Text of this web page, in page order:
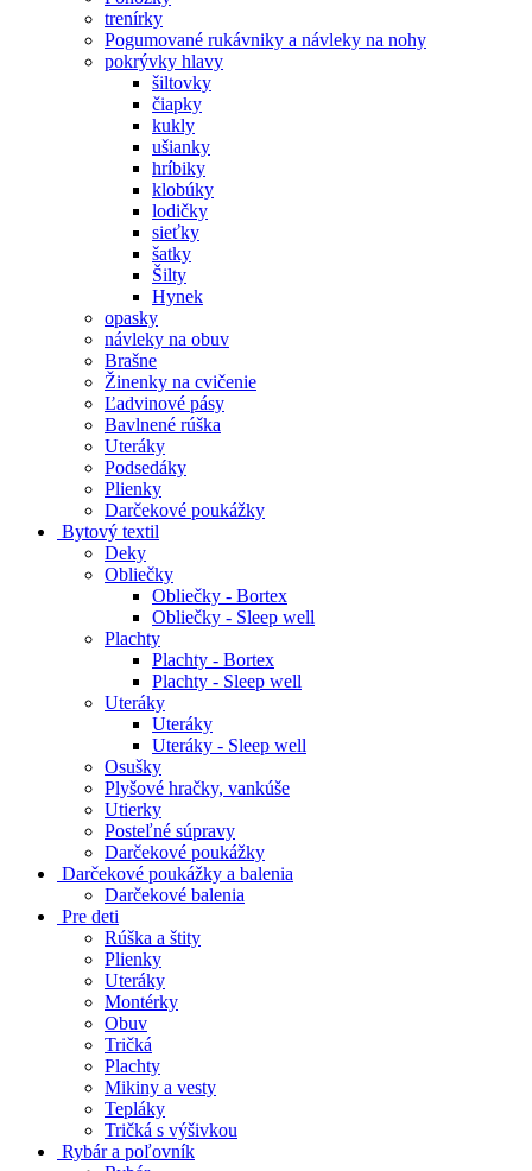
trenírky
Pogumované rukávniky a návleky na nohy
pokrývky hlavy
šiltovky
čiapky
kukly
ušianky
hríbiky
klobúky
lodičky
sieťky
šatky
Šilty
Hynek
opasky
návleky na obuv
Brašne
Žinenky na cvičenie
Ľadvinové pásy
Bavlnené rúška
Uteráky
Podsedáky
Plienky
Darčekové poukážky
Bytový textil
Deky
Obliečky
Obliečky - Bortex
Obliečky - Sleep well
Plachty
Plachty - Bortex
Plachty - Sleep well
Uteráky
Uteráky
Uteráky - Sleep well
Osušky
Plyšové hračky, vankúše
Utierky
Posteľné súpravy
Darčekové poukážky
Darčekové poukážky a balenia
Darčekové balenia
Pre deti
Rúška a štity
Plienky
Uteráky
Montérky
Obuv
Tričká
Plachty
Mikiny a vesty
Tepláky
Tričká s výšivkou
Rybár a poľovník